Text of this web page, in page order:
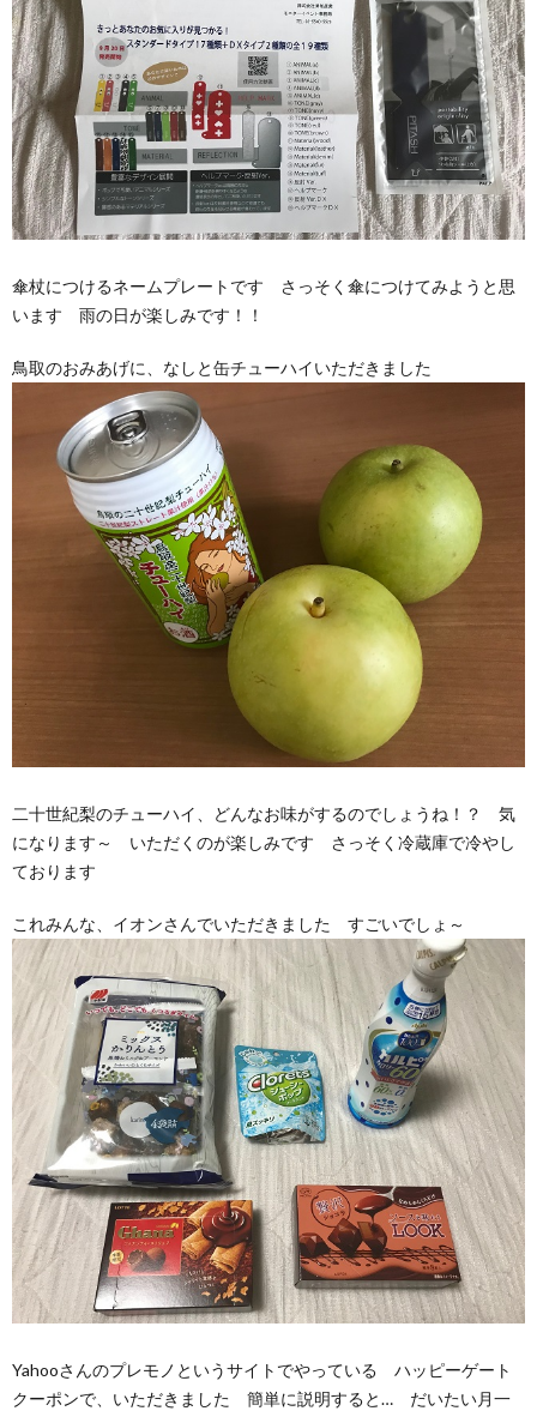
傘杖につけるネームプレートです さっそく傘につけてみようと思
います 雨の日が楽しみです！！
鳥取のおみあげに、なしと缶チューハイいただきました
二十世紀梨のチューハイ、どんなお味がするのでしょうね！？ 気
になります～ いただくのが楽しみです さっそく冷蔵庫で冷やし
ております
これみんな、イオンさんでいただきました すごいでしょ～
Yahooさんのプレモノというサイトでやっている ハッピーゲート
クーポンで、いただきました 簡単に説明すると… だいたい月一